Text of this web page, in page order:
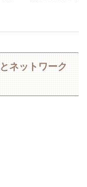
ネットワーク